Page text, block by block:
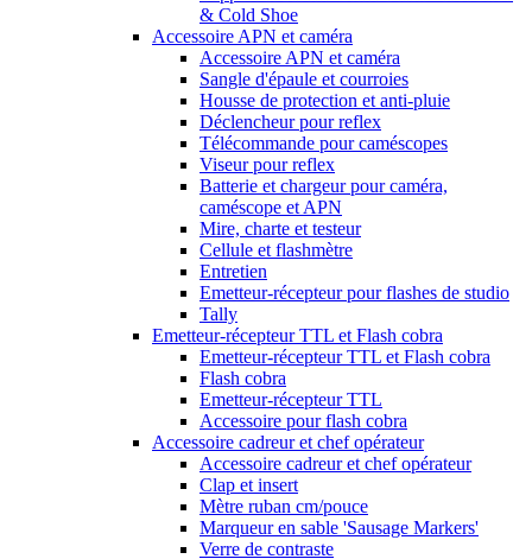
& Cold Shoe
Accessoire APN et caméra
Accessoire APN et caméra
Sangle d'épaule et courroies
Housse de protection et anti-pluie
Déclencheur pour reflex
Télécommande pour caméscopes
Viseur pour reflex
Batterie et chargeur pour caméra,
caméscope et APN
Mire, charte et testeur
Cellule et flashmètre
Entretien
Emetteur-récepteur pour flashes de studio
Tally
Emetteur-récepteur TTL et Flash cobra
Emetteur-récepteur TTL et Flash cobra
Flash cobra
Emetteur-récepteur TTL
Accessoire pour flash cobra
Accessoire cadreur et chef opérateur
Accessoire cadreur et chef opérateur
Clap et insert
Mètre ruban cm/pouce
Marqueur en sable 'Sausage Markers'
Verre de contraste